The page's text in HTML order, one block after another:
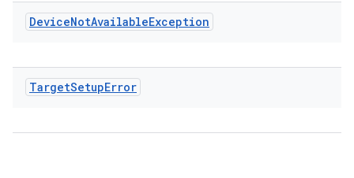
DeviceNotAvailableException
TargetSetupError